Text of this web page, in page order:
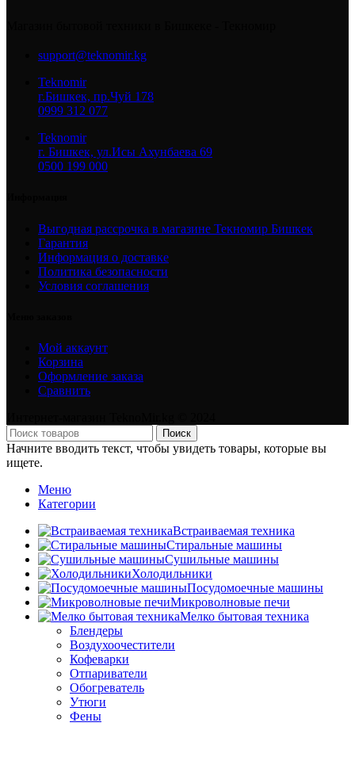
support@teknomir.kg
Teknomir
г.Бишкек, пр.Чуй 178
0999 312 077
Teknomir
г. Бишкек, ул.Исы Ахунбаева 69
0500 199 000
Выгодная рассрочка в магазине Текномир Бишкек
Гарантия
Информация о доставке
Политика безопасности
Условия соглашения
Мой аккаунт
Корзина
Оформление заказа
Сравнить
Поиск
Начните вводить текст, чтобы увидеть товары, которые вы
ищете.
Меню
Категории
Встраиваемая техника
Стиральные машины
Сушильные машины
Холодильники
Посудомоечные машины
Микроволновые печи
Мелко бытовая техника
Блендеры
Воздухоочестители
Кофеварки
Отпариватели
Обогреватель
Утюги
Фены